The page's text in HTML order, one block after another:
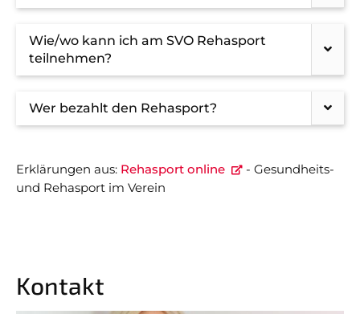
Wie/wo kann ich am SVO Rehasport
teilnehmen?
Wer bezahlt den Rehasport?
Erklärungen aus: Rehasport online
- Gesundheits-
und Rehasport im Verein
Kontakt